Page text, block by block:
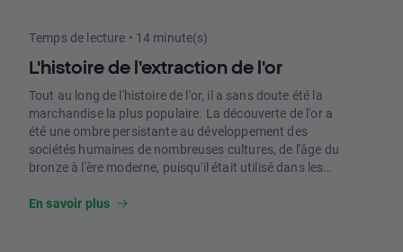
Temps de lecture • 14 minute(s)
L'histoire de l'extraction de l'or
Tout au long de l'histoire de l'or, il a sans doute été la
marchandise la plus populaire. La découverte de l'or a
été une ombre persistante au développement des
sociétés humaines de nombreuses cultures, de l'âge du
bronze à l'ère moderne, puisqu'il était utilisé dans les
pour honorer les dieux.
En savoir plus